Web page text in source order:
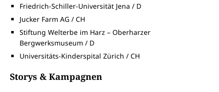
Friedrich-Schiller-Universität Jena / D
Jucker Farm AG / CH
Stiftung Welterbe im Harz – Oberharzer
Bergwerksmuseum / D
Universitäts-Kinderspital Zürich / CH
Storys & Kampagnen